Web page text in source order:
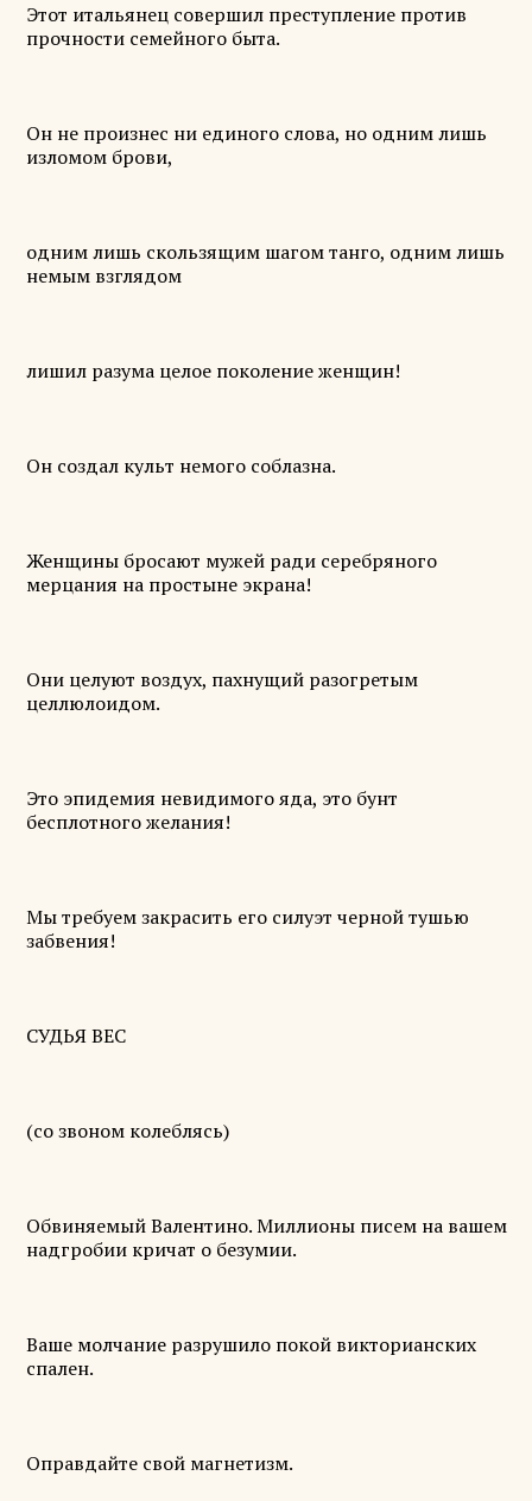
Этот итальянец совершил преступление против
прочности семейного быта.
Он не произнес ни единого слова, но одним лишь
изломом брови,
одним лишь скользящим шагом танго, одним лишь
немым взглядом
лишил разума целое поколение женщин!
Он создал культ немого соблазна.
Женщины бросают мужей ради серебряного
мерцания на простыне экрана!
Они целуют воздух, пахнущий разогретым
целлюлоидом.
Это эпидемия невидимого яда, это бунт
бесплотного желания!
Мы требуем закрасить его силуэт черной тушью
забвения!
СУДЬЯ ВЕС
(со звоном колеблясь)
Обвиняемый Валентино. Миллионы писем на вашем
надгробии кричат о безумии.
Ваше молчание разрушило покой викторианских
спален.
Оправдайте свой магнетизм.